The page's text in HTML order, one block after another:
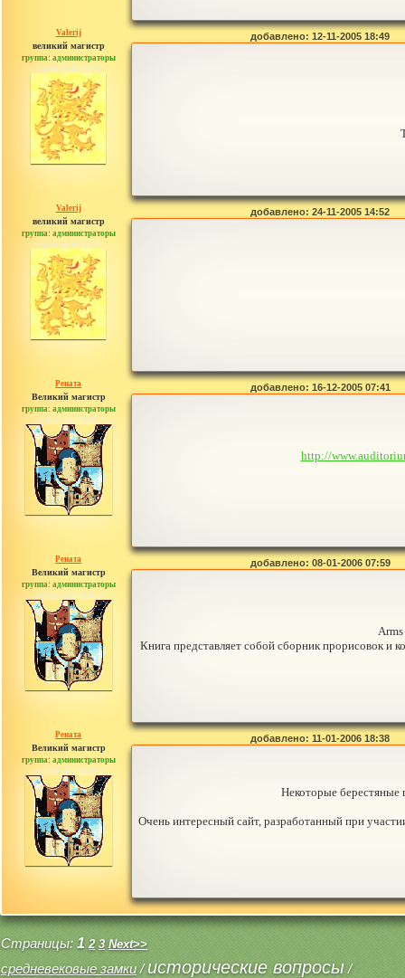
Valerij
великий магистр
группа: администраторы
сообщений: 3753
добавлено: 12-11-2005 18:49
Valerij
великий магистр
группа: администраторы
сообщений: 3753
добавлено: 24-11-2005 14:52
Рената
Великий магистр
группа: администраторы
сообщений: 30442
добавлено: 16-12-2005 07:41
http://
Рената
Великий магистр
группа: администраторы
сообщений: 30442
добавлено: 08-01-2006 07:59
Книга представляет собой сборник прорисовок и
Рената
Великий магистр
группа: администраторы
сообщений: 30442
добавлено: 11-01-2006 18:38
Некоторые берестяные
Очень интересный сайт, разработанный при
Страницы: 1 2 3 Next>>
средневековые замки/исторические вопросы /